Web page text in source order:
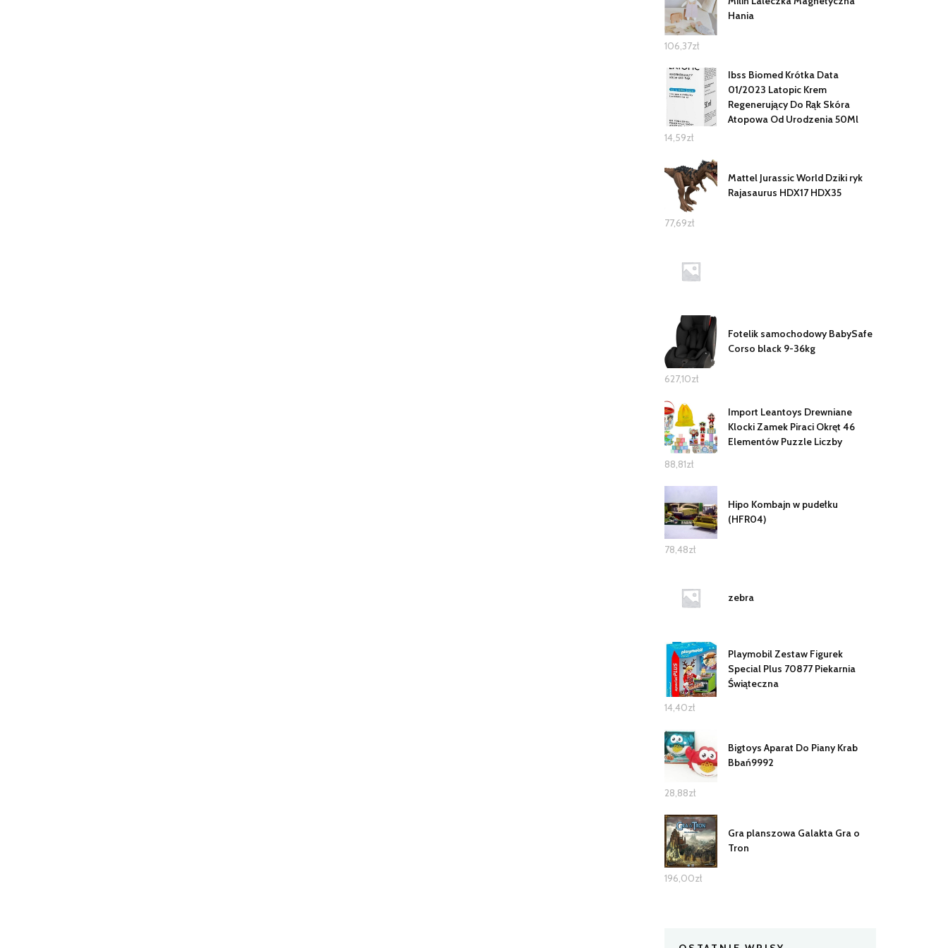
Hania
106,37zł
Ibss Biomed Krótka Data
01/2023 Latopic Krem
Regenerujący Do Rąk Skóra
Atopowa Od Urodzenia 50Ml
14,59zł
Mattel Jurassic World Dziki ryk
Rajasaurus HDX17 HDX35
77,69zł
Fotelik samochodowy BabySafe
Corso black 9-36kg
627,10zł
Import Leantoys Drewniane
Klocki Zamek Piraci Okręt 46
Elementów Puzzle Liczby
88,81zł
Hipo Kombajn w pudełku
(HFR04)
78,48zł
zebra
Playmobil Zestaw Figurek
Special Plus 70877 Piekarnia
Świąteczna
14,40zł
Bigtoys Aparat Do Piany Krab
Bbań9992
28,88zł
Gra planszowa Galakta Gra o
Tron
196,00zł